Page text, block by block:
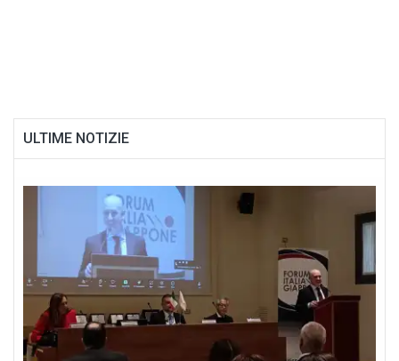
ULTIME NOTIZIE